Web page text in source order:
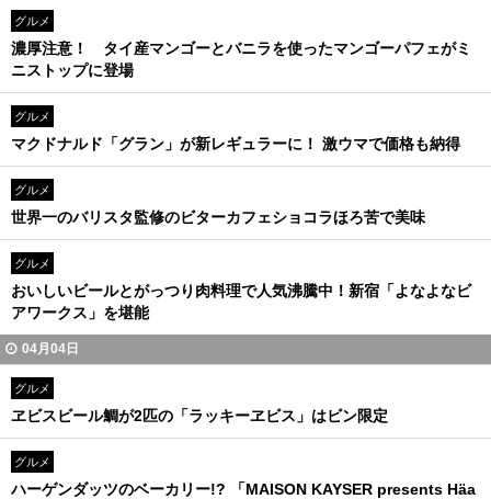
グルメ
濃厚注意！ タイ産マンゴーとバニラを使ったマンゴーパフェがミ
ニストップに登場
グルメ
マクドナルド「グラン」が新レギュラーに！ 激ウマで価格も納得
グルメ
世界一のバリスタ監修のビターカフェショコラほろ苦で美味
グルメ
おいしいビールとがっつり肉料理で人気沸騰中！新宿「よなよなビ
アワークス」を堪能
04月04日
グルメ
ヱビスビール鯛が2匹の「ラッキーヱビス」はビン限定
グルメ
ハーゲンダッツのベーカリー!? 「MAISON KAYSER presents Häa